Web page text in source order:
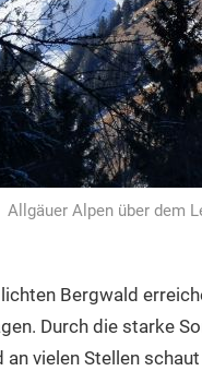
Allgäuer Alpen über dem
Bergwald
Durch die starke
vielen Stellen